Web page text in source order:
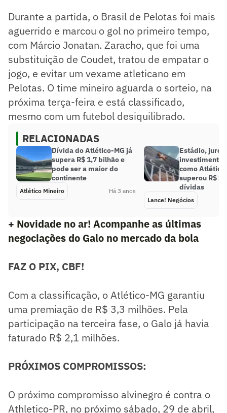
Durante a partida, o Brasil de Pelotas foi mais
aguerrido e marcou o gol no primeiro tempo,
com Márcio Jonatan. Zaracho, que foi uma
substituição de Coudet, tratou de empatar o
jogo, e evitar um vexame atleticano em
Pelotas. O time mineiro aguarda o sorteio, na
próxima terça-feira e está classificado,
mesmo com um futebol desiquilibrado.
RELACIONADAS
Dívida do Atlético-MG já
supera R$ 1,7 bilhão e
pode ser a maior do
continente
Atlético Mineiro Há 3 anos
Estádio, juros
como
superou R$ 2
dívidas
Lance! Negócios
+ Novidade no ar! Acompanhe as últimas
negociações do Galo no mercado da bola
FAZ O PIX, CBF!
Com a classificação, o Atlético-MG garantiu
uma premiação de R$ 3,3 milhões. Pela
participação na terceira fase, o Galo já havia
faturado R$ 2,1 milhões.
PRÓXIMOS COMPROMISSOS:
O próximo compromisso alvinegro é contra o
Athletico-PR, no próximo sábado, 29 de abril,